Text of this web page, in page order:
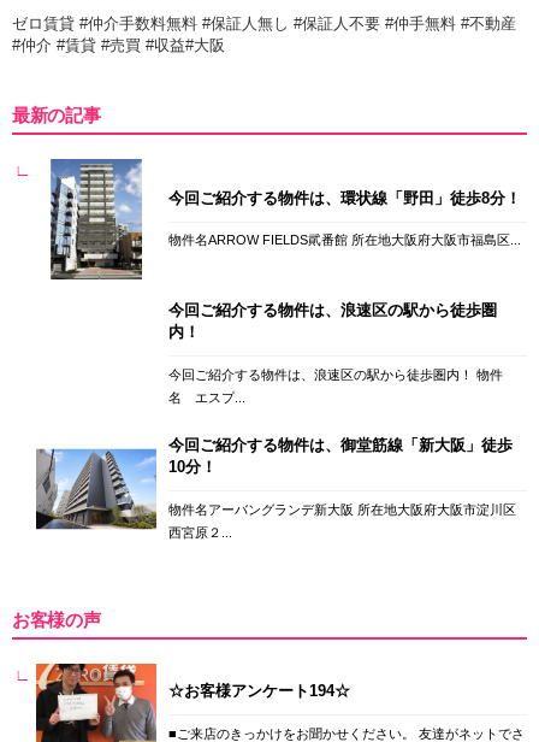
ゼロ賃貸 #仲介手数料無料 #保証人無し #保証人不要 #仲手無料 #不動産
#仲介 #賃貸 #売買 #収益#大阪
最新の記事
今回ご紹介する物件は、環状線「野田」徒歩8分！
物件名ARROW FIELDS貮番館 所在地大阪府大阪市福島区...
今回ご紹介する物件は、浪速区の駅から徒歩圏
内！
今回ご紹介する物件は、浪速区の駅から徒歩圏内！ 物件
名 エスプ...
今回ご紹介する物件は、御堂筋線「新大阪」徒歩
10分！
物件名アーバングランデ新大阪 所在地大阪府大阪市淀川区
西宮原２...
お客様の声
☆お客様アンケート194☆
■ご来店のきっかけをお聞かせください。 友達がネットでさ